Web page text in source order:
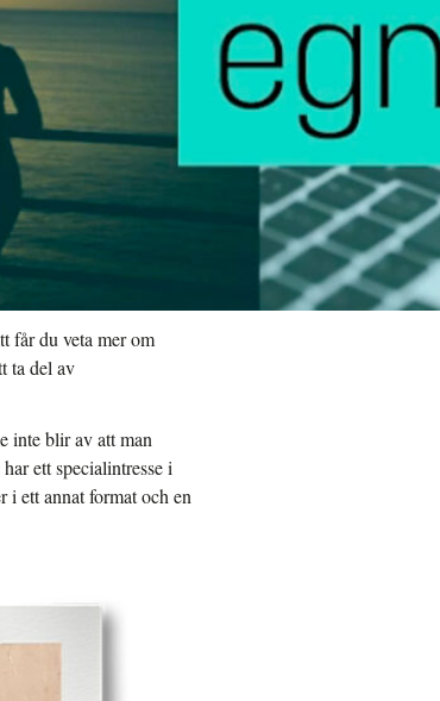
får du veta mer om
ta del av
inte blir av att man
ett specialintresse i
i ett annat format och en